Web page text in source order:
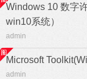
Windows 10 数字
win10系统）
admin
Microsoft
admin